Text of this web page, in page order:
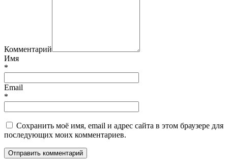
Комментарий
Имя
*
Email
*
Сохранить моё имя, email и адрес сайта в этом браузере для
последующих моих комментариев.